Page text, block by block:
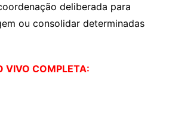
deliberada para
ou consolidar determinadas
VIVO COMPLETA: